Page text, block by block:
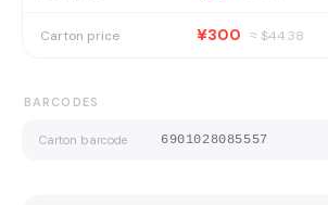
Carton price ¥300 ≈ $44.38
BARCODES
Carton barcode 6901028085557